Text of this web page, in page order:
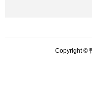
Copyright ©